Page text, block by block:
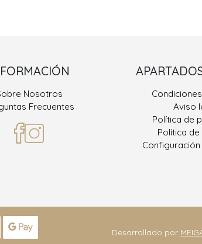
Ramón González, Nº 9
36400 Porriño, O
Teléfono: 986 330 928
Nosotros
Frecuentes
Aviso
Política de
Política
Desarrollado por